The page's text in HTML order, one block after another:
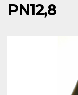
PN12,8